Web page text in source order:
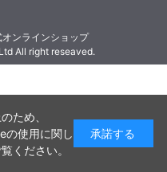
ンラインショップ
All right reseaved.
ため、
の使用に関し
ください。
承諾する